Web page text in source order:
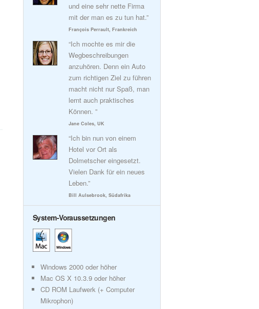
und eine sehr nette Firma
mit der man es zu tun hat.”
François Perrault, Frankreich
“Ich mochte es mir die
Wegbeschreibungen
anzuhören. Denn ein Auto
zum richtigen Ziel zu führen
macht nicht nur Spaß, man
lernt auch praktisches
Können. ”
Jane Coles, UK
“Ich bin nun von einem
Hotel vor Ort als
Dolmetscher eingesetzt.
Vielen Dank für ein neues
Leben.”
Bill Aulsebrook, Südafrika
System-Voraussetzungen
Windows 2000 oder höher
Mac OS X 10.3.9 oder höher
CD ROM Laufwerk (+ Computer
Mikrophon)